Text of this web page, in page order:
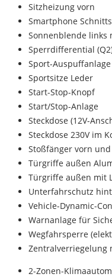
Sitzheizung vorn
Smartphone
Sonnenblende links
Sperrdifferential
Sport-Auspuffanlage
Sportsitze Leder
Start-Stop-Knopf
Start/Stop-Anlage
Steckdose (12V-
Steckdose 230V im
Stoßfänger vorn
Türgriffe außen
Türgriffe außen mit
Unterfahrschutz
Vehicle-Dynamic-
Warnanlage für
Wegfahrsperre
Zentralverriegelung
2-Zonen-